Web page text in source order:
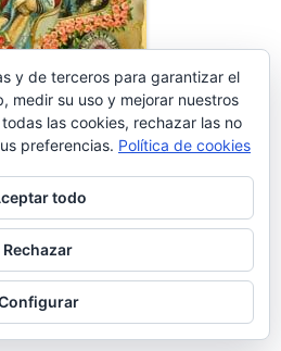
RECIENTES
y de terceros para garantizar el
medir su uso y mejorar nuestros
las cookies, rechazar las no
preferencias. Política de cookies
todo
Rechazar